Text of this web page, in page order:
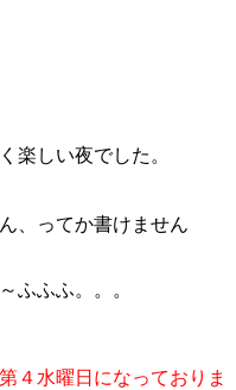
楽しい夜でした。
、ってか書けません
ふふふ。。。
４水曜日になっておりま